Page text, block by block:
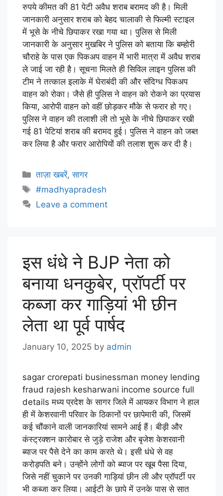
रुपये कीमत की 81 पेटी अवैध शराब बरामद की है। मिली
जानकारी अनुसार शराब को बेहद चालाकी से फिल्मी स्टाइल
में भूसे के नीचे छिपाकर रखा गया था। पुलिस से मिली
जानकारी के अनुसार मुखबिर ने पुलिस को बताया कि बम्होरी
चौराहे के पास एक पिकअप वाहन में भारी मात्रा में अवैध शराब
ले जाई जा रही है। सूचना मिलते ही सिविल लाइन पुलिस की
टीम ने तत्काल इलाके में घेराबंदी की और संदिग्ध पिकअप
वाहन को रोका। जैसे ही पुलिस ने वाहन को रोकने का प्रयास
किया, आरोपी वाहन को वहीं छोड़कर मौके से फरार हो गए।
पुलिस ने वाहन की तलाशी ली तो भूसे के नीचे छिपाकर रखी
गई 81 पेटियां शराब की बरामद हुई। पुलिस ने वाहन को जब्त
कर लिया है और फरार आरोपियों की तलाश शुरू कर दी है।
ताज़ा खबरें,सागर
#madhyapradesh
Leave a comment
इस धंधे ने BJP नेता को
बनाया धनकुबेर, प्रॉपर्टी पर
कब्जा कर गाड़ियां भी छीन
लेता था पूर्व पार्षद
January 10, 2025 by admin
sagar crorepati businessman money lending
fraud rajesh kesharwani income source full
details मध्य प्रदेश के सागर जिले में आयकर विभाग ने हाल
ही में केशरवानी परिवार के ठिकानों पर छापेमारी की, जिसमें
कई चौंकाने वाली जानकारियां सामने आई हैं। बीड़ी और
कंस्ट्रक्शन कारोबार से जुड़े राजेश और बृजेश केशरवानी
ब्याज पर पैसे देने का काम करते थे। इसी धंधे से वह
करोड़पति बने। उन्होंने लोगों को ब्याज पर खूब पैसा दिया,
जिसे नहीं चुकाने पर उनकी गाड़ियां छीन ली और प्रॉपर्टी पर
भी कब्जा कर लिया। आईटी के छापे में उनके पास से सात